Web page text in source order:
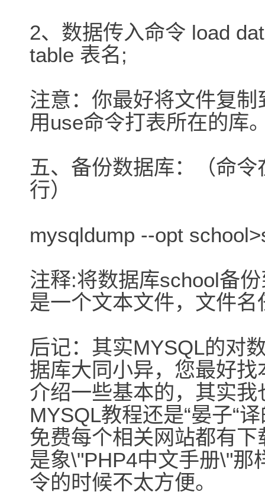
2、数据传入命令 load
table 表名;
注意：你最好将文件复
用use命令打表所在的库
五、备份数据库：（命
行）
mysqldump --opt
注释:将数据库school备
是一个文本文件，文件
后记：其实MYSQL的对
据库大同小异，您最好
介绍一些基本的，其实
MYSQL教程还是“晏子“
免费每个相关网站都有
是象\"PHP4中文手册\"那
令的时候不太方便。